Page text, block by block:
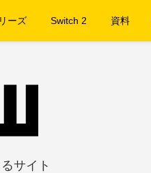
ーズ Switch 2 資料
サイト